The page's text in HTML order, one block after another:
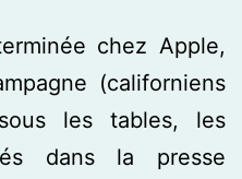
chez Apple,
(californiens
les tables, les
dans la presse